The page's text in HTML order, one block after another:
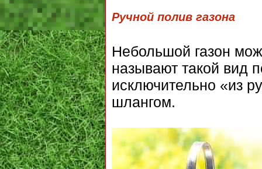
Ручной полив газона
Небольшой газон
называют такой вид
исключительно «из
шлангом.